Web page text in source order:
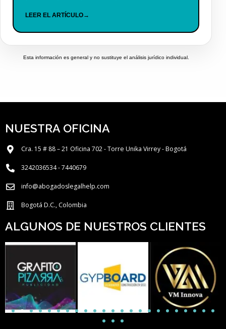
LEER EL ARTÍCULO→
Esta información es general y no sustituye el análisis jurídico individual.
NUESTRA OFICINA
Cra. 15 # 88 – 21 Oficina 702 - Torre Unika Virrey - Bogotá
3242036534 - 7440679
info@abogadoslegalhelp.com
Bogotá D.C., Colombia
ALGUNOS DE NUESTROS CLIENTES